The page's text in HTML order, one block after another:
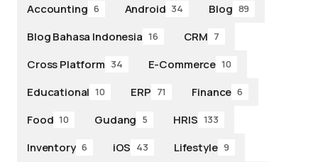
Accounting 6 Android 34 Blog 89
Blog Bahasa Indonesia 16 CRM 7
Cross Platform 34 E-Commerce 10
Educational 10 ERP 71 Finance 6
Food 10 Gudang 5 HRIS 133
Inventory 6 iOS 43 Lifestyle 9